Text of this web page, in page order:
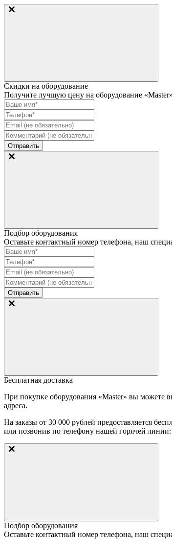
Скидки на оборудование
Получите лучшую цену на оборудование
Отправить
Подбор оборудования
Оставьте контактный номер телефона, наш
Отправить
Бесплатная доставка
При покупке оборудования «Master» вы можете
адреса.
На заказы от 30 000 рублей предоставляется
или позвонив по телефону нашей горячей линии:
Подбор оборудования
Оставьте контактный номер телефона, наш